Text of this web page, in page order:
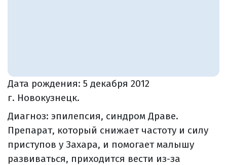
Дата рождения: 5 декабря 2012
г. Новокузнецк.
Диагноз: эпилепсия, синдром Драве.
Препарат, который снижает частоту и силу
приступов у Захара, и помогает малышу
развиваться, приходится вести из-за